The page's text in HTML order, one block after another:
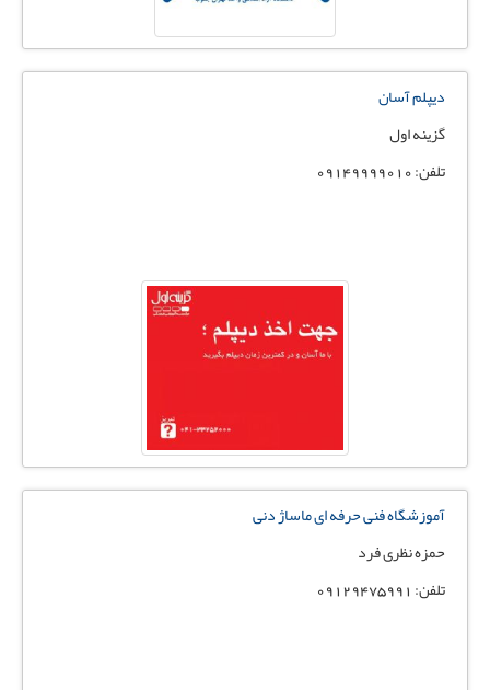
دیپلم آسان
گزینه اول
تلفن: 09149999010
آموزشگاه فنی حرفه ای ماساژ دنی
حمزه نظری فرد
تلفن: 09129475991